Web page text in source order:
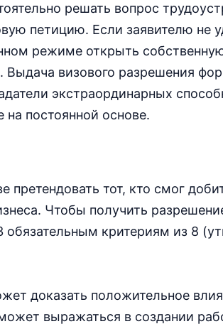
решать вопрос
петицию. Если заявителю не
режиме открыть
Выдача визового разрешения
экстраординарных
на постоянной основе.
претендовать тот, кто смог
Чтобы получить
критериям из 8
доказать положительное
выражаться в создании